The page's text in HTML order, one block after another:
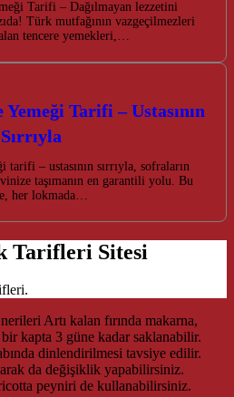
Tarifi – Dağılmayan lezzetini
Türk mutfağının vazgeçilmezleri
tencere yemekleri,…
Yemeği Tarifi – Ustasının
Sırrıyla
tarifi – ustasının sırrıyla, sofraların
taşımanın en garantili yolu. Bu
her lokmada…
Tarifleri Sitesi
Artı kalan fırında makarna,
kapta 3 güne kadar saklanabilir.
dinlendirilmesi tavsiye edilir.
da değişiklik yapabilirsiniz.
peyniri de kullanabilirsiniz.